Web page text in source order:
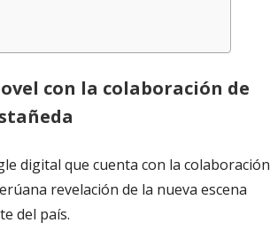
con la colaboración de
digital que cuenta con la colaboración
revelación de la nueva escena
del país.